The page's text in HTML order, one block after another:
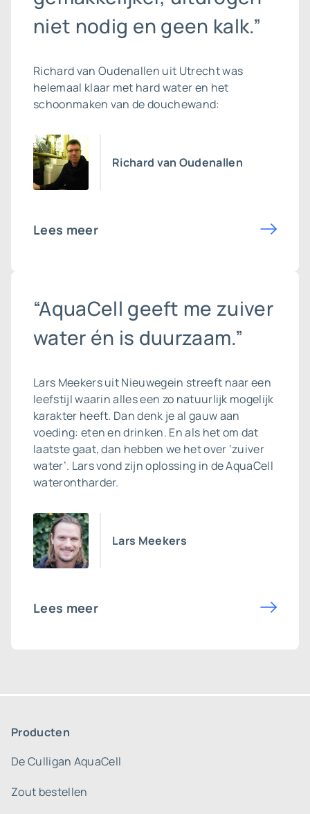
niet nodig en geen kalk.”
Richard van Oudenallen uit Utrecht was
helemaal klaar met hard water en het
schoonmaken van de douchewand:
Richard van Oudenallen
Lees meer
“AquaCell geeft me zuiver
water én is duurzaam.”
Lars Meekers uit Nieuwegein streeft naar een
leefstijl waarin alles een zo natuurlijk mogelijk
karakter heeft. Dan denk je al gauw aan
voeding: eten en drinken. En als het om dat
laatste gaat, dan hebben we het over ‘zuiver
water’. Lars vond zijn oplossing in de AquaCell
waterontharder.
Lars Meekers
Lees meer
Producten
De Culligan AquaCell
Zout bestellen